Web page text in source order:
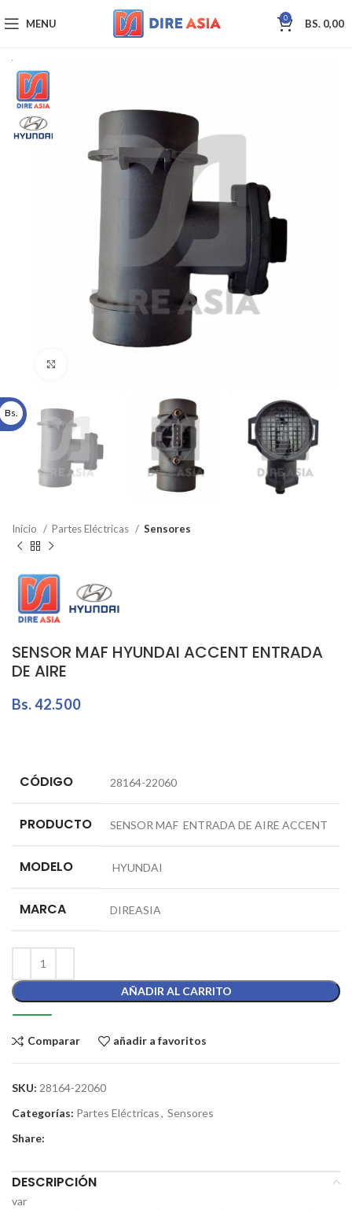
MENU 0 BS. 0,00
Inicio Partes Eléctricas Sensores
SENSOR MAF HYUNDAI ACCENT ENTRADA
DE AIRE
Bs.42.500
CÓDIGO 28164-22060
PRODUCTO SENSOR MAF ENTRADA DE AIRE ACCENT
MODELO HYUNDAI
MARCA DIREASIA
AÑADIR AL CARRITO
Comparar añadir a favoritos
SKU: 28164-22060
Categorías: Partes Eléctricas, Sensores
Share:
DESCRIPCIÓN
var
Bs.